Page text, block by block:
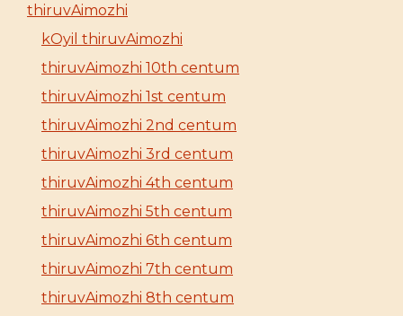
thiruvAimozhi
kOyil thiruvAimozhi
thiruvAimozhi 10th centum
thiruvAimozhi 1st centum
thiruvAimozhi 2nd centum
thiruvAimozhi 3rd centum
thiruvAimozhi 4th centum
thiruvAimozhi 5th centum
thiruvAimozhi 6th centum
thiruvAimozhi 7th centum
thiruvAimozhi 8th centum